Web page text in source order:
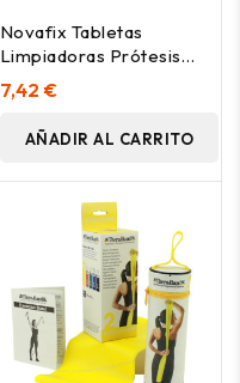
Novafix Tabletas
Limpiadoras Prótesis
Dental Antibacterianas
3 En 1, 30 Unidades
7,42 €
AÑADIR AL CARRITO